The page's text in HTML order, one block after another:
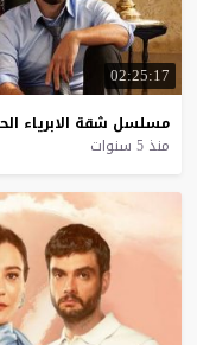
02:25:17
مسلسل شقة الابرياء
منذ 5 سنوات